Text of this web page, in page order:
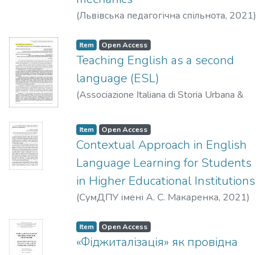
(Львівська педагогічна спільнота, 2021)
Item Open Access
Teaching English as a second
language (ESL)
(Associazione Italiana di Storia Urbana &
Halatsyn, Kateryna
Item Open Access
Contextual Approach in English
Language Learning for Students
in Higher Educational Institutions
(СумДПУ імені А. С. Макаренка, 2021)
Item Open Access
«Фіджиталізація» як провідна